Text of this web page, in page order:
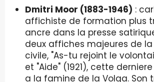
Dmitri Moor (1883-1946) :
affichiste de formation plus
ancre dans la presse
deux affiches majeures de
civile, "As-tu rejoint le
et "Aide" (1921), cette
a la famine de la Volga. Son